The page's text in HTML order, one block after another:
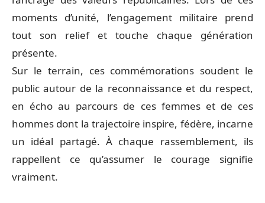
moments d’unité, l’engagement militaire prend
tout son relief et touche chaque génération
présente.
Sur le terrain, ces commémorations soudent le
public autour de la reconnaissance et du respect,
en écho au parcours de ces femmes et de ces
hommes dont la trajectoire inspire, fédère, incarne
un idéal partagé. À chaque rassemblement, ils
rappellent ce qu’assumer le courage signifie
vraiment.